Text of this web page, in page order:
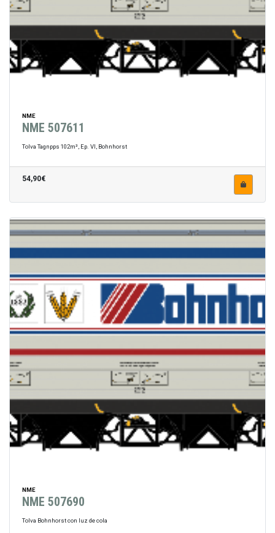
NME
NME 507611
Tolva Tagnpps 102m³, Ep. VI, Bohnhorst
54,90€
NME
NME 507690
Tolva Bohnhorst con luz de cola